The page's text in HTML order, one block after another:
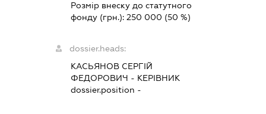
Розмір внеску до статутного
фонду (грн.):250 000 (50 %)
dossier.heads:
КАСЬЯНОВ СЕРГІЙ
ФЕДОРОВИЧ - КЕРІВНИК
dossier.position -